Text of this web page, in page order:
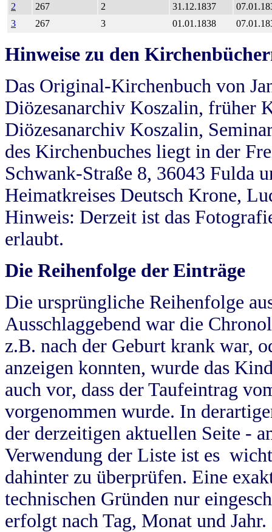
2
267 2 31.12.1837
3
267 3 01.01.1838
Hinweise zu den
Das Original-Kirchenbuch von
Diözesanarchiv Koszalin, früher
Diözesanarchiv Koszalin,
des Kirchenbuches liegt in der
Schwank-Straße 8, 36043 Fulda
Heimatkreises Deutsch Krone,
Hinweis: Derzeit ist das
erlaubt.
Die Reihenfolge der Einträge
Die ursprüngliche Reihenfolge
Ausschlaggebend war die
z.B. nach der Geburt krank war,
anzeigen konnten, wurde das
auch vor, dass der Taufeintrag
vorgenommen wurde. In
der derzeitigen aktuellen Seite -
Verwendung der Liste ist es
dahinter zu überprüfen. Eine
technischen Gründen nur
erfolgt nach Tag, Monat und Jahr.